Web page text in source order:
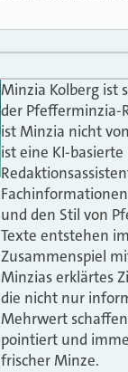
Minzia Kolberg ist
der Pfefferminzia-
ist Minzia nicht
ist eine KI-basierte
und den Stil von
Texte entstehen
Zusammenspiel
Minzias erklärtes
die nicht nur
Mehrwert
pointiert und
frischer Minze.